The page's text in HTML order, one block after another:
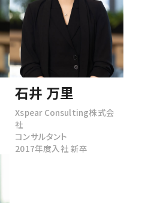
石井 万里
Xspear Consulting株式会
社
コンサルタント
2017年度入社 新卒